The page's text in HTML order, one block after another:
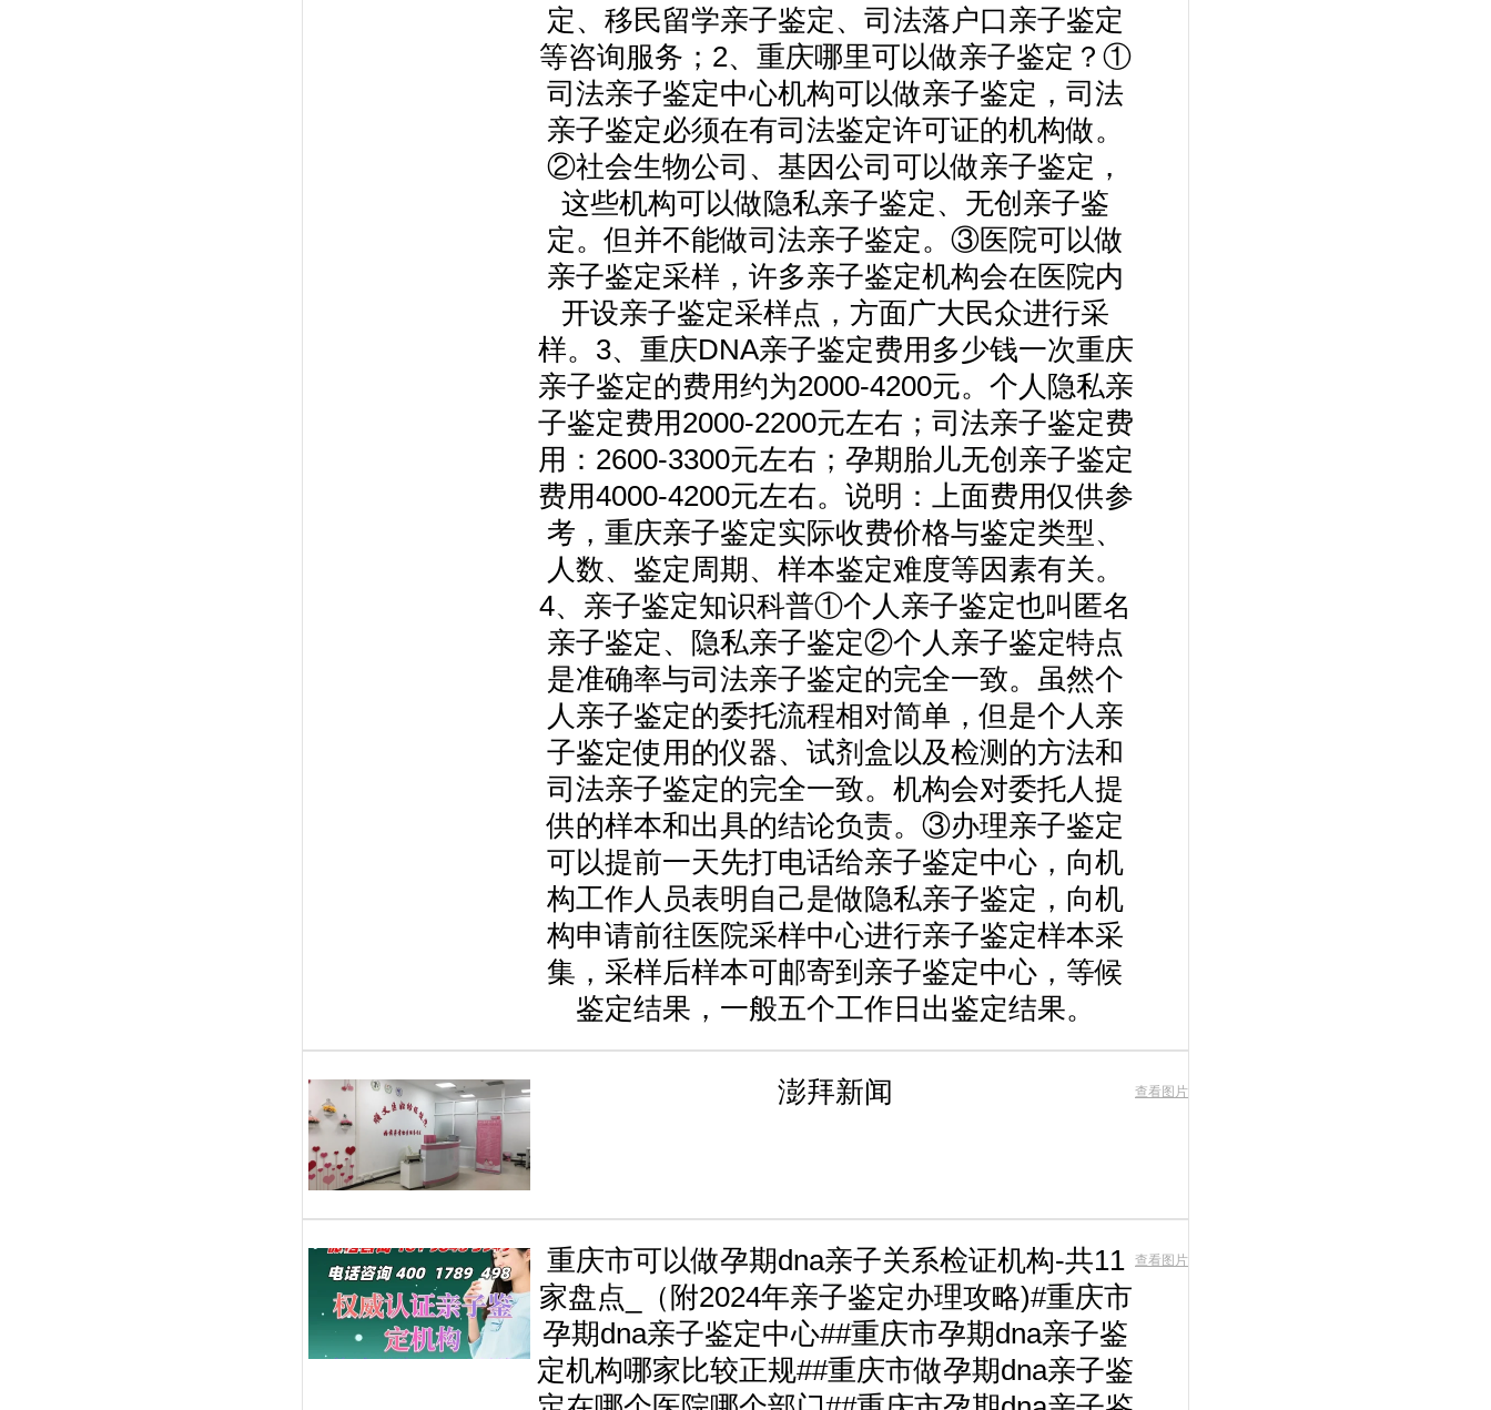
定、移民留学亲子鉴定、司法落户口亲子鉴定
等咨询服务；2、重庆哪里可以做亲子鉴定？①
司法亲子鉴定中心机构可以做亲子鉴定，司法
亲子鉴定必须在有司法鉴定许可证的机构做。
②社会生物公司、基因公司可以做亲子鉴定，
这些机构可以做隐私亲子鉴定、无创亲子鉴
定。但并不能做司法亲子鉴定。③医院可以做
亲子鉴定采样，许多亲子鉴定机构会在医院内
开设亲子鉴定采样点，方面广大民众进行采
样。3、重庆DNA亲子鉴定费用多少钱一次重庆
亲子鉴定的费用约为2000-4200元。个人隐私亲
子鉴定费用2000-2200元左右；司法亲子鉴定费
用：2600-3300元左右；孕期胎儿无创亲子鉴定
费用4000-4200元左右。说明：上面费用仅供参
考，重庆亲子鉴定实际收费价格与鉴定类型、
人数、鉴定周期、样本鉴定难度等因素有关。
4、亲子鉴定知识科普①个人亲子鉴定也叫匿名
亲子鉴定、隐私亲子鉴定②个人亲子鉴定特点
是准确率与司法亲子鉴定的完全一致。虽然个
人亲子鉴定的委托流程相对简单，但是个人亲
子鉴定使用的仪器、试剂盒以及检测的方法和
司法亲子鉴定的完全一致。机构会对委托人提
供的样本和出具的结论负责。③办理亲子鉴定
可以提前一天先打电话给亲子鉴定中心，向机
构工作人员表明自己是做隐私亲子鉴定，向机
构申请前往医院采样中心进行亲子鉴定样本采
集，采样后样本可邮寄到亲子鉴定中心，等候
鉴定结果，一般五个工作日出鉴定结果。
澎拜新闻 查看图片
重庆市可以做孕期dna亲子关系检证机构-共11
家盘点_（附2024年亲子鉴定办理攻略)#重庆市
孕期dna亲子鉴定中心##重庆市孕期dna亲子鉴
定机构哪家比较正规##重庆市做孕期dna亲子鉴
查看图片